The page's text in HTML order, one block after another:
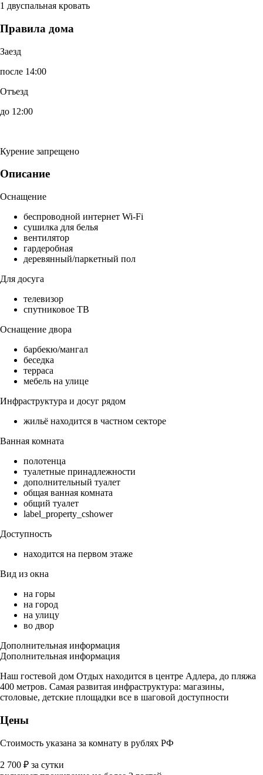
1 двуспальная кровать
Правила дома
Заезд
после 14:00
Отъезд
до 12:00
Курение запрещено
Описание
Оснащение
беспроводной интернет Wi-Fi
сушилка для белья
вентилятор
гардеробная
деревянный/паркетный пол
Для досуга
телевизор
спутниковое ТВ
Оснащение двора
барбекю/мангал
беседка
терраса
мебель на улице
Инфраструктура и досуг рядом
жильё находится в частном секторе
Ванная комната
полотенца
туалетные принадлежности
дополнительный туалет
общая ванная комната
общий туалет
label_property_cshower
Доступность
находится на первом этаже
Вид из окна
на горы
на город
на улицу
во двор
Дополнительная информация
Дополнительная информация
Наш гостевой дом Отдых находится в центре Адлера, до пляжа
400 метров. Самая развитая инфраструктура: магазины,
столовые, детские площадки все в шаговой доступности
Цены
Стоимость указана за комнату в рублях РФ
2 700 ₽ за сутки